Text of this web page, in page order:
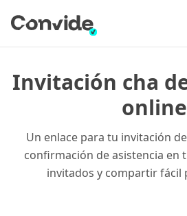
Invitación cha
online
Un enlace para tu invitación
confirmación de asistencia en
invitados y compartir fácil